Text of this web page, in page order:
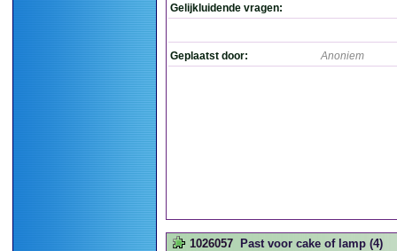
Gelijkluidende vragen:
Geplaatst door: Anoniem
1026057 Past voor cake of lamp (4)